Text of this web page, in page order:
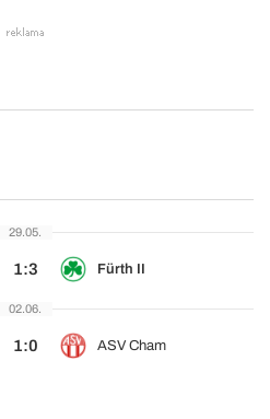
29.05.
1:3 Fürth II
02.06.
1:0 ASV Cham